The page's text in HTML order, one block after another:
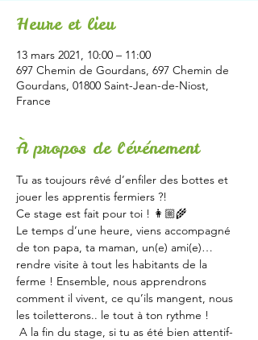
Heure et lieu
13 mars 2021, 10:00 – 11:00
697 Chemin de Gourdans, 697 Chemin de
Gourdans, 01800 Saint-Jean-de-Niost,
France
À propos de l'événement
Tu as toujours rêvé d’enfiler des bottes et
jouer les apprentis fermiers ?!
Ce stage est fait pour toi ! 👩🏼‍🌾
Le temps d’une heure, viens accompagné
de ton papa, ta maman, un(e) ami(e)…
rendre visite à tout les habitants de la
ferme ! Ensemble, nous apprendrons
comment il vivent, ce qu’ils mangent, nous
les toiletterons.. le tout à ton rythme !
A la fin du stage, si tu as été bien attentif-